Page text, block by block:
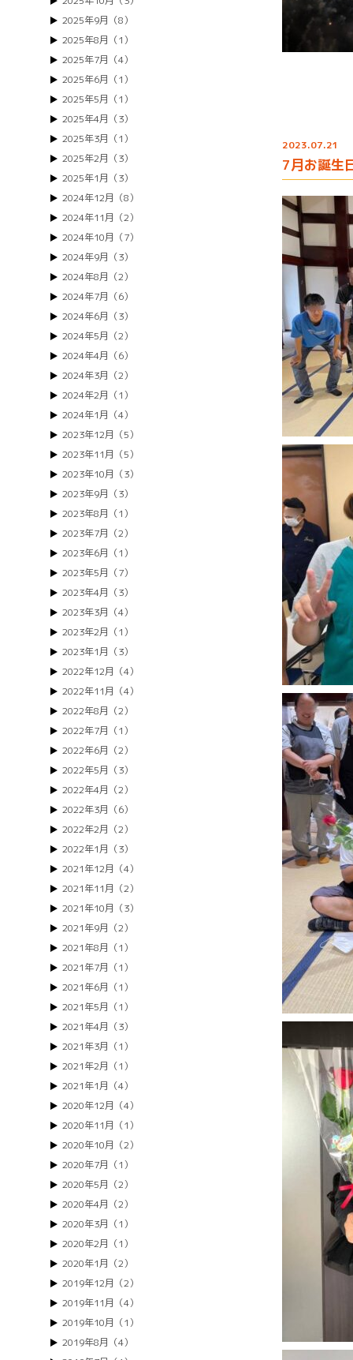
2023.07.21
7月お誕生
2025年9月（8）
2025年8月（1）
2025年7月（4）
2025年6月（1）
2025年5月（1）
2025年4月（3）
2025年3月（1）
2025年2月（3）
2025年1月（3）
2024年12月（8）
2024年11月（2）
2024年10月（7）
2024年9月（3）
2024年8月（2）
2024年7月（6）
2024年6月（3）
2024年5月（2）
2024年4月（6）
2024年3月（2）
2024年2月（1）
2024年1月（4）
2023年12月（5）
2023年11月（5）
2023年10月（3）
2023年9月（3）
2023年8月（1）
2023年7月（2）
2023年6月（1）
2023年5月（7）
2023年4月（3）
2023年3月（4）
2023年2月（1）
2023年1月（3）
2022年12月（4）
2022年11月（4）
2022年8月（2）
2022年7月（1）
2022年6月（2）
2022年5月（3）
2022年4月（2）
2022年3月（6）
2022年2月（2）
2022年1月（3）
2021年12月（4）
2021年11月（2）
2021年10月（3）
2021年9月（2）
2021年8月（1）
2021年7月（1）
2021年6月（1）
2021年5月（1）
2021年4月（3）
2021年3月（1）
2021年2月（1）
2021年1月（4）
2020年12月（4）
2020年11月（1）
2020年10月（2）
2020年7月（1）
2020年5月（2）
2020年4月（2）
2020年3月（1）
2020年2月（1）
2020年1月（2）
2019年12月（2）
2019年11月（4）
2019年10月（1）
2019年8月（4）